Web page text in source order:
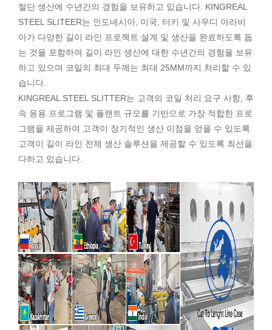
절단 생산에 수년간의 경험을 보유하고 있습니다. KINGREAL
STEEL SLITEER는 인도네시아, 미국, 터키 및 사우디 아라비
아가 다양한 길이 라인 프로젝트 설계 및 생산을 완료하도록 돕
는 것을 포함하여 길이 라인 생산에 대한 수년간의 경험을 보유
하고 있으며 코일의 최대 두께는 최대 25MM까지 처리할 수 있
습니다.
KINGREAL STEEL SLITTER는 고객의 코일 처리 요구 사항, 후
속 응용 프로그램 및 플랜트 규모를 기반으로 가장 적합한 프로
그램을 제공하여 고객이 장기적인 생산 이점을 얻을 수 있도록
고객이 길이 라인 전체 생산 솔루션을 제공할 수 있도록 최선을
다하고 있습니다.